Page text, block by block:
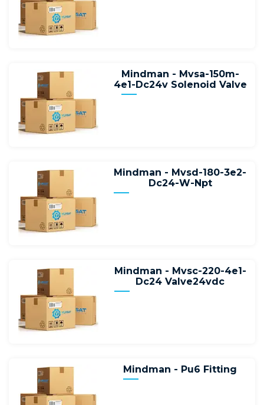
Mindman - Mvsa-150m-
4e1-Dc24v Solenoid Valve
Mindman - Mvsd-180-3e2-
Dc24-W-Npt
Mindman - Mvsc-220-4e1-
Dc24 Valve24vdc
Mindman - Pu6 Fitting